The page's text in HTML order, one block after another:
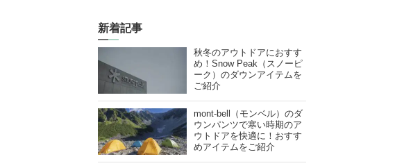
新着記事
秋冬のアウトドアにおすす
め！Snow Peak（スノーピ
ーク）のダウンアイテムを
ご紹介
mont-bell（モンベル）のダ
ウンパンツで寒い時期のア
ウトドアを快適に！おすす
めアイテムをご紹介